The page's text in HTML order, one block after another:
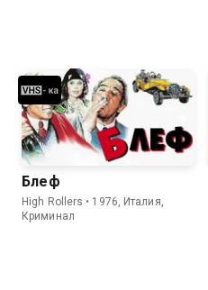
Блеф
High Rollers • 1976, Италия,
Криминал